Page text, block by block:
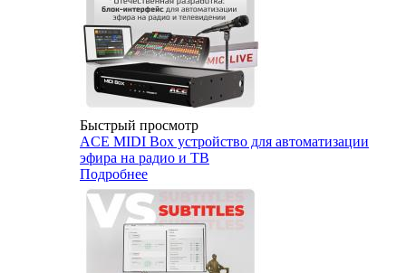
Быстрый просмотр
ACE MIDI Box устройство для автоматизации
эфира на радио и ТВ
Подробнее